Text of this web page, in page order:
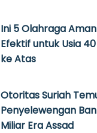
Ini 5 Olahraga
Efektif untuk Usia
ke Atas
Otoritas Suriah
Penyelewengan
Miliar Era Assad